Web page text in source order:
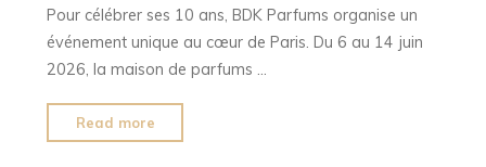
Pour célébrer ses 10 ans, BDK Parfums organise un
événement unique au cœur de Paris. Du 6 au 14 juin
2026, la maison de parfums …
Read more
Parfums